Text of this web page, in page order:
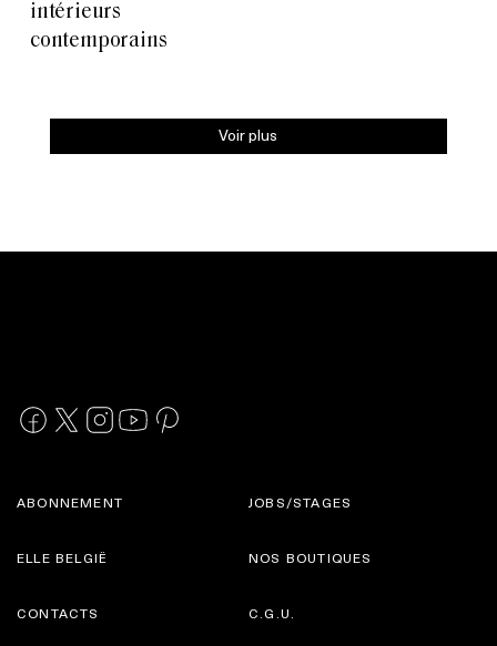
intérieurs
contemporains
Voir plus
ABONNEMENT
ELLE BELGIË
JOBS/STAGES
NOS BOUTIQUES
CONTACTS C.G.U.